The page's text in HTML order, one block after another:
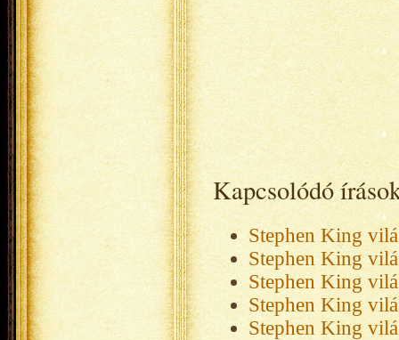
Kapcsolódó
Stephen King
Stephen King
Stephen King
Stephen King
Stephen King